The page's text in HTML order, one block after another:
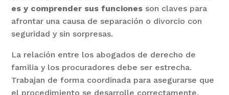
es y comprender sus funciones son claves para
afrontar una causa de separación o divorcio con
seguridad y sin sorpresas.
La relación entre los abogados de derecho de
familia y los procuradores debe ser estrecha.
Trabajan de forma coordinada para asegurarse que
el procedimiento se desarrolle correctamente,